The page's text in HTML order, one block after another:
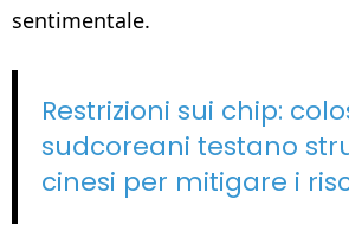
sentimentale.
Restrizioni sui chip:
sudcoreani testano
cinesi per mitigare i